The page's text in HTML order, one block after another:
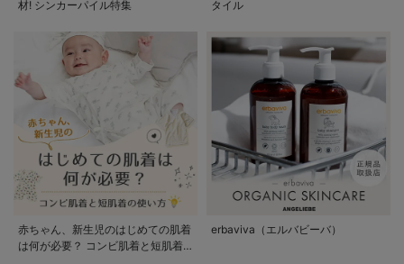
材! シンカーパイル特集
タイル
赤ちゃん、新生児のはじめての肌着
は何が必要？ コンビ肌着と短肌着
erbaviva（エルバビーバ）